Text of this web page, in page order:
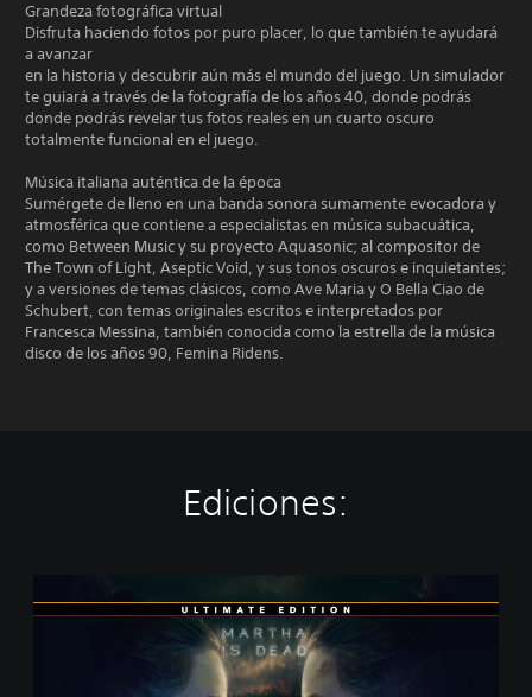
Grandeza fotográfica virtual
Disfruta haciendo fotos por puro placer, lo que también te ayudará
a avanzar
en la historia y descubrir aún más el mundo del juego. Un simulador
te guiará a través de la fotografía de los años 40, donde podrás
donde podrás revelar tus fotos reales en un cuarto oscuro
totalmente funcional en el juego.
Música italiana auténtica de la época
Sumérgete de lleno en una banda sonora sumamente evocadora y
atmosférica que contiene a especialistas en música subacuática,
como Between Music y su proyecto Aquasonic; al compositor de
The Town of Light, Aseptic Void, y sus tonos oscuros e inquietantes;
y a versiones de temas clásicos, como Ave Maria y O Bella Ciao de
Schubert, con temas originales escritos e interpretados por
Francesca Messina, también conocida como la estrella de la música
disco de los años 90, Femina Ridens.
Ediciones:
l